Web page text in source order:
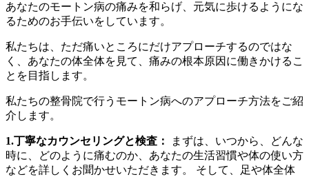
あなたのモートン病の痛みを和らげ、元気に歩けるようにな
るためのお手伝いをしています。
私たちは、ただ痛いところにだけアプローチするのではな
く、あなたの体全体を見て、痛みの根本原因に働きかけるこ
とを目指します。
私たちの整骨院で行うモートン病へのアプローチ方法をご紹
介します。
1.丁寧なカウンセリングと検査：
まずは、いつから、どんな
時に、どのように痛むのか、あなたの生活習慣や体の使い方
などを詳しくお聞かせいただきます。 そして、足や体全体